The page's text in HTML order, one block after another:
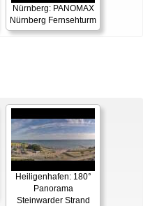
Nürnberg: PANOMAX
Nürnberg Fernsehturm
Heiligenhafen: 180°
Panorama
Steinwarder Strand